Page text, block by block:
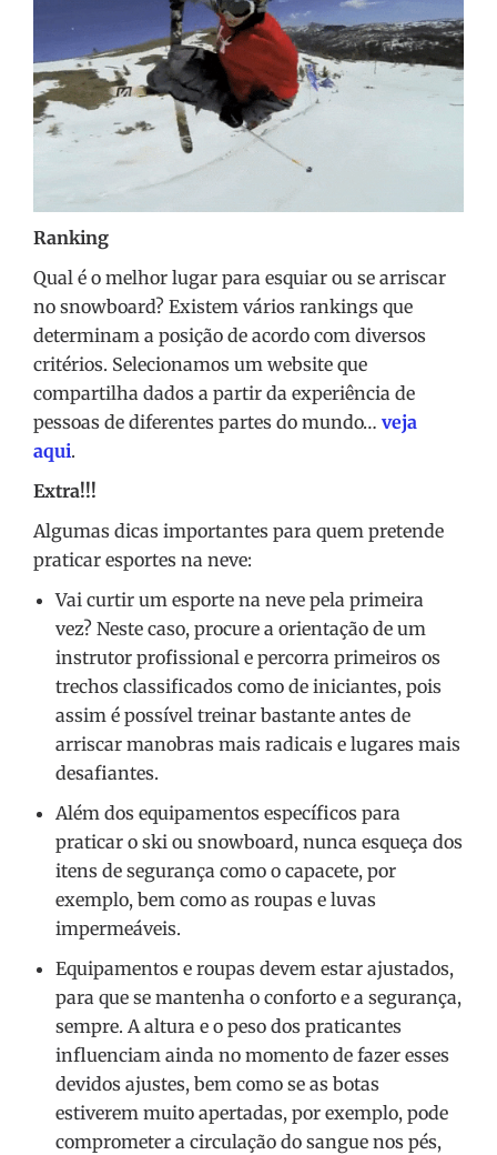
Ranking
Qual é o melhor lugar para esquiar ou se arriscar
no snowboard? Existem vários rankings que
determinam a posição de acordo com diversos
critérios. Selecionamos um website que
compartilha dados a partir da experiência de
pessoas de diferentes partes do mundo… veja
aqui.
Extra!!!
Algumas dicas importantes para quem pretende
praticar esportes na neve:
Vai curtir um esporte na neve pela primeira
vez? Neste caso, procure a orientação de um
instrutor profissional e percorra primeiros os
trechos classificados como de iniciantes, pois
assim é possível treinar bastante antes de
arriscar manobras mais radicais e lugares mais
desafiantes.
Além dos equipamentos específicos para
praticar o ski ou snowboard, nunca esqueça dos
itens de segurança como o capacete, por
exemplo, bem como as roupas e luvas
impermeáveis.
Equipamentos e roupas devem estar ajustados,
para que se mantenha o conforto e a segurança,
sempre. A altura e o peso dos praticantes
influenciam ainda no momento de fazer esses
devidos ajustes, bem como se as botas
estiverem muito apertadas, por exemplo, pode
comprometer a circulação do sangue nos pés,